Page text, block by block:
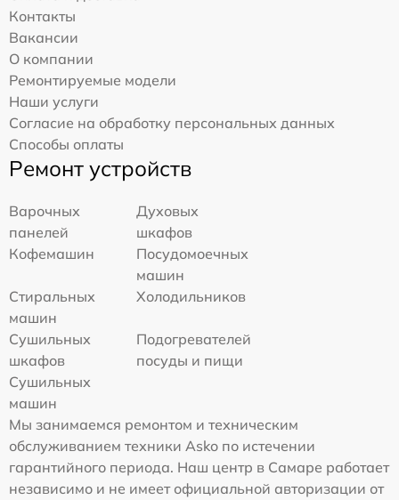
Контакты
Вакансии
О компании
Ремонтируемые модели
Наши услуги
Согласие на обработку персональных данных
Способы оплаты
Ремонт устройств
Варочных
панелей
Духовых
шкафов
Кофемашин
Посудомоечных
машин
Стиральных
машин
Холодильников
Сушильных
шкафов
Подогревателей
посуды и пищи
Сушильных
машин
Мы занимаемся ремонтом и техническим
обслуживанием техники Asko по истечении
гарантийного периода. Наш центр в Самаре работает
независимо и не имеет официальной авторизации от